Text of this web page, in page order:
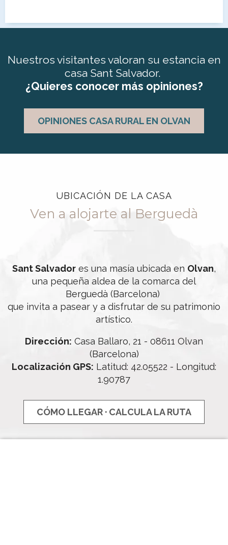
Nuestros visitantes valoran su estancia en
casa Sant Salvador.
¿Quieres conocer más opiniones?
OPINIONES CASA RURAL EN OLVAN
UBICACIÓN DE LA CASA
Ven a alojarte al Berguedà
Sant Salvador es una masía ubicada en Olvan,
una pequeña aldea de la comarca del
Berguedà (Barcelona)
que invita a pasear y a disfrutar de su patrimonio
artístico.
Dirección: Casa Ballaro, 21 - 08611 Olvan
(Barcelona)
Localización GPS: Latitud: 42.05522 - Longitud:
1.90787
CÓMO LLEGAR · CALCULA LA RUTA